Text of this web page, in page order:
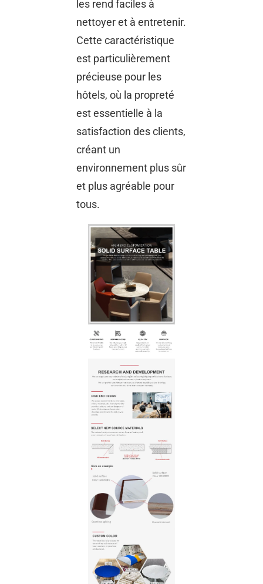
les rend faciles à
nettoyer et à entretenir.
Cette caractéristique
est particulièrement
précieuse pour les
hôtels, où la propreté
est essentielle à la
satisfaction des clients,
créant un
environnement plus sûr
et plus agréable pour
tous.